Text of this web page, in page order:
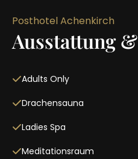
Posthotel Achenkirch
Ausstattung &
Adults Only
Drachensauna
Ladies Spa
Meditationsraum